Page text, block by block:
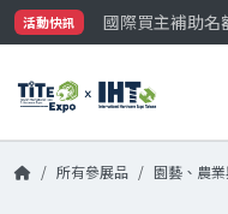
活動快訊
國際買主補助名
參觀門票開放申
國際買主補助名
所有參展品 園藝、農